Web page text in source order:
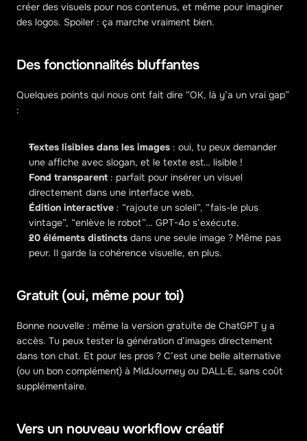
créer des visuels pour nos contenus, et même pour imaginer
des logos. Spoiler : ça marche vraiment bien.
Des fonctionnalités bluffantes
Quelques points qui nous ont fait dire “OK, là y’a un vrai gap”
:
Textes lisibles dans les images : oui, tu peux demander
une affiche avec slogan, et le texte est… lisible !
Fond transparent : parfait pour insérer un visuel
directement dans une interface web.
Édition interactive : “rajoute un soleil”, “fais-le plus
vintage”, “enlève le robot”… GPT-4o s’exécute.
20 éléments distincts dans une seule image ? Même pas
peur. Il garde la cohérence visuelle, en plus.
Gratuit (oui, même pour toi)
Bonne nouvelle : même la version gratuite de ChatGPT y a
accès. Tu peux tester la génération d’images directement
dans ton chat. Et pour les pros ? C’est une belle alternative
(ou un bon complément) à MidJourney ou DALL·E, sans coût
supplémentaire.
Vers un nouveau workflow créatif